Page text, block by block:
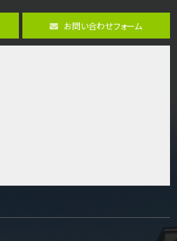
長後駅
バ11分・歩6分
洗い乾燥機や浴…
古淵駅
お問い合わせフォーム